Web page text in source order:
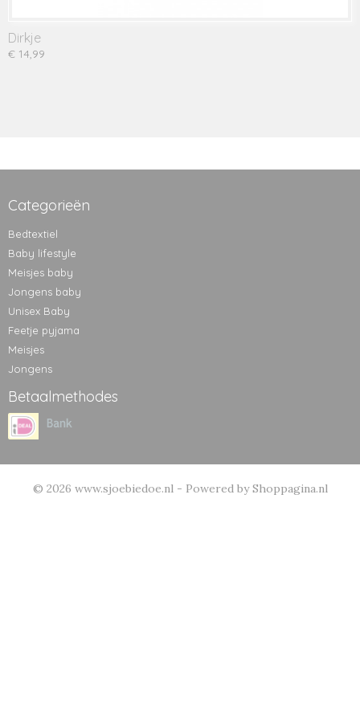
Dirkje
€ 14,99
Categorieën
Bedtextiel
Baby lifestyle
Meisjes baby
Jongens baby
Unisex Baby
Feetje pyjama
Meisjes
Jongens
Betaalmethodes
© 2026 www.sjoebiedoe.nl - Powered by Shoppagina.nl